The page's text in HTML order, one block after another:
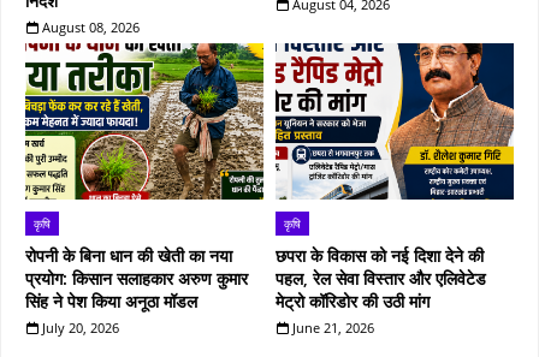
August 08, 2026
August 04, 2026
कृषि
रोपनी के बिना धान की खेती का नया
प्रयोग: किसान सलाहकार अरुण कुमार
सिंह ने पेश किया अनूठा मॉडल
July 20, 2026
कृषि
छपरा के विकास को नई दिशा देने की
पहल, रेल सेवा विस्तार और एलिवेटेड
मेट्रो कॉरिडोर की उठी मांग
June 21, 2026